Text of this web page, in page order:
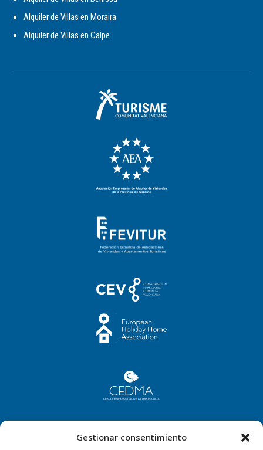
Gestionar consentimiento
Alquiler de Villas en Moraira
Alquiler de Villas en Calpe